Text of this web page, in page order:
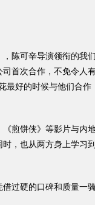
可辛导演领衔的我
首次合作，不免令人
好的时候与他们合
饼侠》等影片与内
，也从两方身上学
硬的口碑和质量一